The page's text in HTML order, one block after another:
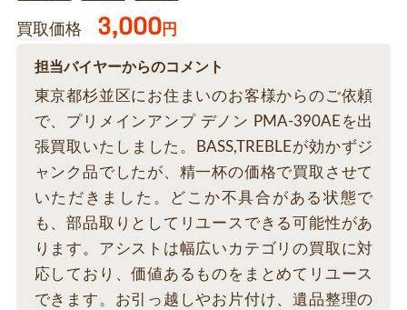
買取価格 3,000円
担当バイヤーからのコメント
東京都杉並区にお住まいのお客様からのご依頼
で、プリメインアンプ デノン PMA-390AEを出
張買取いたしました。BASS,TREBLEが効かずジ
ャンク品でしたが、精一杯の価格で買取させて
いただきました。どこか不具合がある状態で
も、部品取りとしてリユースできる可能性があ
ります。アシストは幅広いカテゴリの買取に対
応しており、価値あるものをまとめてリユース
できます。お引っ越しやお片付け、遺品整理の